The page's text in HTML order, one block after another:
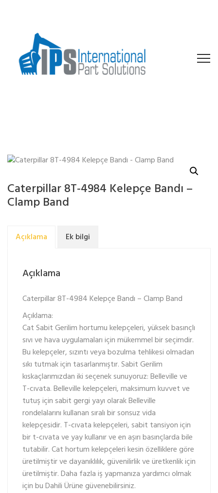
Caterpillar 8T-4984 Kelepçe Bandı –
Clamp Band
Açıklama Ek bilgi
Açıklama
Caterpillar 8T-4984 Kelepçe Bandı – Clamp Band
Açıklama:
Cat Sabit Gerilim hortumu kelepçeleri, yüksek basınçlı
sıvı ve hava uygulamaları için mükemmel bir seçimdir.
Bu kelepçeler, sızıntı veya bozulma tehlikesi olmadan
sıkı tutmak için tasarlanmıştır. Sabit Gerilim
kıskaçlarımızdan iki seçenek sunuyoruz: Belleville ve
T-cıvata. Belleville kelepçeleri, maksimum kuvvet ve
tutuş için sabit gergi yayı olarak Belleville
rondelalarını kullanan sıralı bir sonsuz vida
kelepçesidir. T-cıvata kelepçeleri, sabit tansiyon için
bir t-cıvata ve yay kullanır ve en aşırı basınçlarda bile
tutabilir. Cat hortum kelepçeleri kesin özelliklere göre
üretilmiştir ve dayanıklılık, güvenilirlik ve üretkenlik için
üretilmiştir. Daha fazla iş yapmanıza yardımcı olmak
için bu Dahili Ürüne güvenebilirsiniz.